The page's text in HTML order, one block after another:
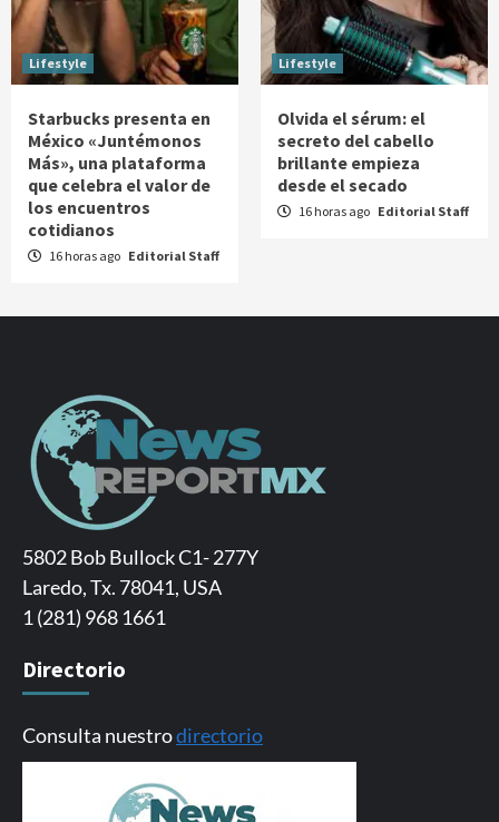
Lifestyle
Starbucks presenta en
México «Juntémonos
Más», una plataforma
que celebra el valor de
los encuentros
cotidianos
16 horas ago Editorial Staff
Lifestyle
Olvida el sérum: el
secreto del cabello
brillante empieza
desde el secado
16 horas ago Editorial Staff
5802 Bob Bullock C1- 277Y
Laredo, Tx. 78041, USA
1 (281) 968 1661
Directorio
Consulta nuestrodirectorio